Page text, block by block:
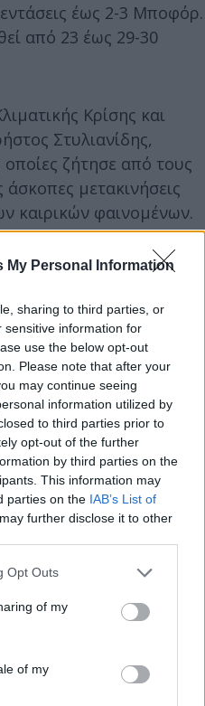
My Personal Information
sharing to third parties, or
sensitive information for
use the below opt-out
Please note that after your
may continue seeing
information utilized by
to third parties prior to
opt-out of the further
by third parties on the
This information may
parties on the IAB’s List of
further disclose it to other
uses one or more Google
behaviour. You may click to
and its third-party tags to
purposes in below Google
Opt Outs
of my
of my
έως 2-3 Μποφόρ.
από 23 έως 29-30
Κρίσης και
Στυλιανίδης,
ζήτησε από τους
μετακινήσεις
καιρικών φαινομένων.
έκανε ο υπουργός
πριν από λίγο, εδώ
και Πολιτικής
συμμετοχή του
Στέλιου Πέτσα,
Σώματος και
Αστυνομίας, καθώς από
ημέρες, ως και την
ολόκληρη σχεδόν τη
την προσοχή ότι
και ισχυρές
και